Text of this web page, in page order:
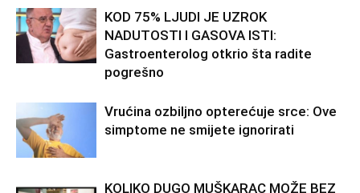
KOD 75% LJUDI JE UZROK
NADUTOSTI I GASOVA ISTI:
Gastroenterolog otkrio šta radite
pogrešno
Vrućina ozbiljno opterećuje srce: Ove
simptome ne smijete ignorirati
KOLIKO DUGO MUŠKARAC MOŽE BEZ